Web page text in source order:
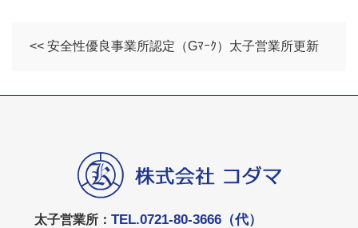
<< 安全性優良事業所認定（Gﾏｰｸ）太子営業所更新
太子営業所： TEL.0721-80-3666（代）